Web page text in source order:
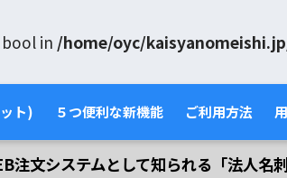
in /home/oyc/
ト) ５つ便利な新機能 ご利用方法
注文システムとして知られる「法人名